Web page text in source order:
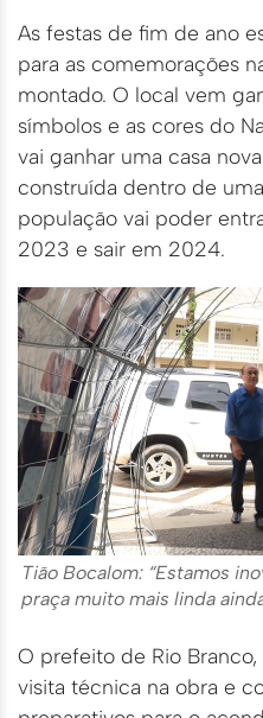
As festas de fim de ano
para as comemorações
montado. O local vem
símbolos e as cores do
vai ganhar uma casa
construída dentro de
população vai poder
2023 e sair em 2024.
Tião Bocalom: “Estamos
praça muito mais linda
O prefeito de Rio
visita técnica na obra e